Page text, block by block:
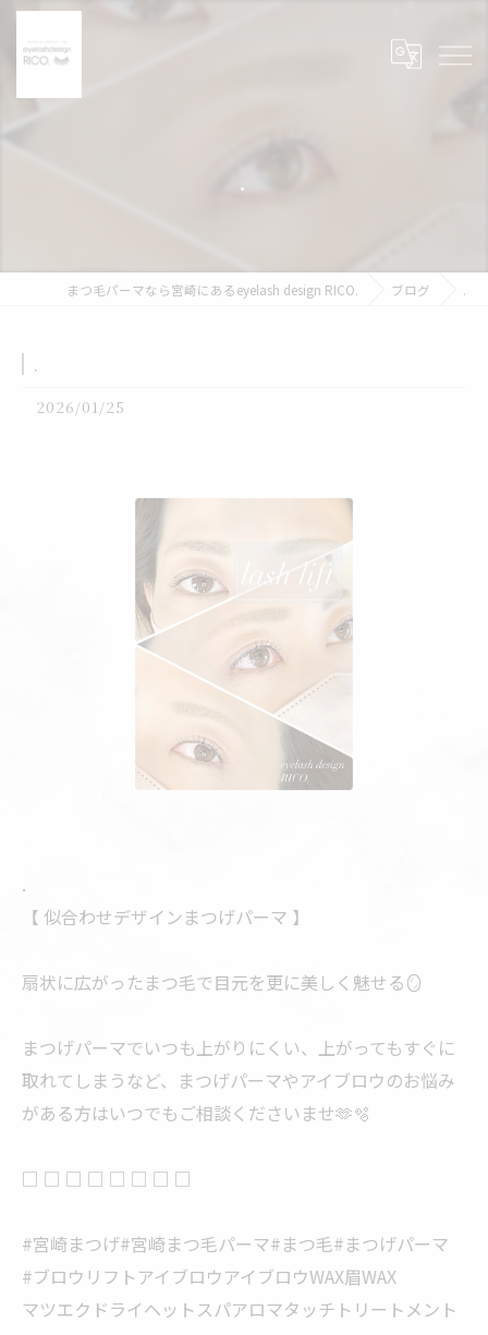
.
まつ毛パーマなら宮崎にあるeyelash design RICO. ブログ .
.
2026/01/25
.
【 似合わせデザインまつげパーマ 】
扇状に広がったまつ毛で目元を更に美しく魅せる🪞
まつげパーマでいつも上がりにくい、上がってもすぐに
取れてしまうなど、まつげパーマやアイブロウのお悩み
がある方はいつでもご相談くださいませ🫶🫧
□ □ □ □ □ □ □ □
#宮崎まつげ#宮崎まつ毛パーマ#まつ毛#まつげパーマ
#ブロウリフトアイブロウアイブロウWAX眉WAX
マツエクドライヘットスパアロマタッチトリートメント